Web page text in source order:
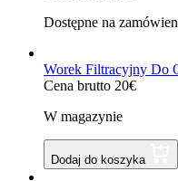
Dostępne na
Worek Filtracyjny Do
Cena brutto 20€
W magazynie
Dodaj do koszyka